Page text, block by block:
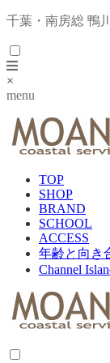
千葉・南房総 鴨
×
menu
TOP
SHOP
BRAND
SCHOOL
ACCESS
年齢と向き
Channel